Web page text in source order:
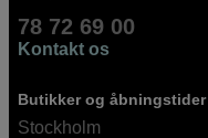
78 72 69 00
Kontakt os
Butikker og åbningstider
Stockholm